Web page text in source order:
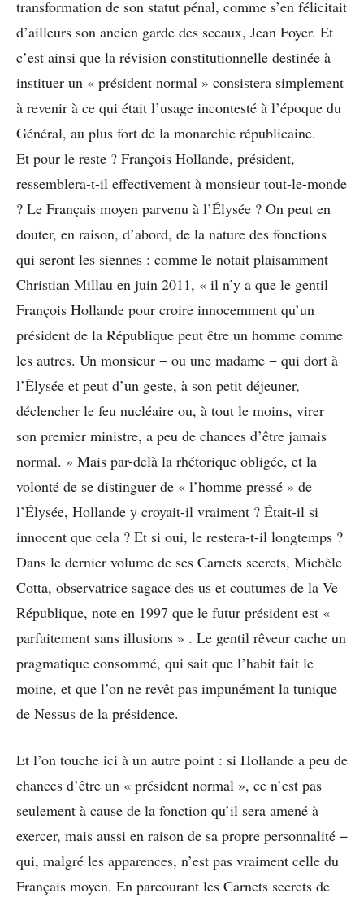
transformation de son statut pénal, comme s’en félicitait
d’ailleurs son ancien garde des sceaux, Jean Foyer. Et
c’est ainsi que la révision constitutionnelle destinée à
instituer un « président normal » consistera simplement
à revenir à ce qui était l’usage incontesté à l’époque du
Général, au plus fort de la monarchie républicaine.
Et pour le reste ? François Hollande, président,
ressemblera-t-il effectivement à monsieur tout-le-monde
? Le Français moyen parvenu à l’Élysée ? On peut en
douter, en raison, d’abord, de la nature des fonctions
qui seront les siennes : comme le notait plaisamment
Christian Millau en juin 2011, « il n’y a que le gentil
François Hollande pour croire innocemment qu’un
président de la République peut être un homme comme
les autres. Un monsieur − ou une madame − qui dort à
l’Élysée et peut d’un geste, à son petit déjeuner,
déclencher le feu nucléaire ou, à tout le moins, virer
son premier ministre, a peu de chances d’être jamais
normal. » Mais par-delà la rhétorique obligée, et la
volonté de se distinguer de « l’homme pressé » de
l’Élysée, Hollande y croyait-il vraiment ? Était-il si
innocent que cela ? Et si oui, le restera-t-il longtemps ?
Dans le dernier volume de ses Carnets secrets, Michèle
Cotta, observatrice sagace des us et coutumes de la Ve
République, note en 1997 que le futur président est «
parfaitement sans illusions » . Le gentil rêveur cache un
pragmatique consommé, qui sait que l’habit fait le
moine, et que l’on ne revêt pas impunément la tunique
de Nessus de la présidence.
Et l’on touche ici à un autre point : si Hollande a peu de
chances d’être un « président normal », ce n’est pas
seulement à cause de la fonction qu’il sera amené à
exercer, mais aussi en raison de sa propre personnalité −
qui, malgré les apparences, n’est pas vraiment celle du
Français moyen. En parcourant les Carnets secrets de